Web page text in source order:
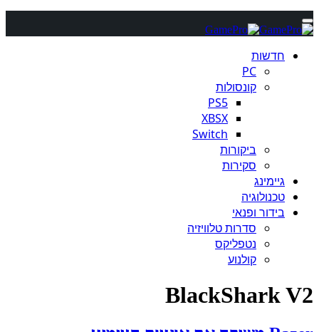
חדשות
PC
קונסולות
PS5
XBSX
Switch
ביקורות
סקירות
גיימינג
טכנולוגיה
בידור ופנאי
סדרות טלוויזיה
נטפליקס
קולנוע
BlackShark V2